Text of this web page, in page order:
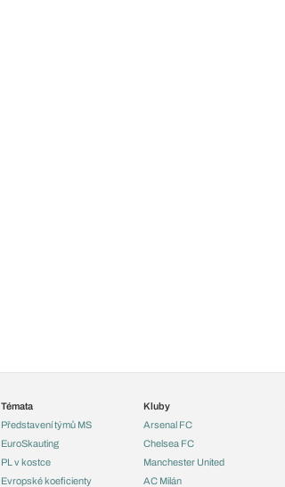
Témata
Představení týmů MS
EuroSkauting
PL v kostce
Evropské koeficienty
Kluby
Arsenal FC
Chelsea FC
Manchester United
AC Milán